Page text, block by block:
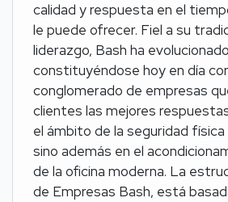
calidad y respuesta en el
le puede ofrecer. Fiel a su
liderazgo, Bash ha
constituyéndose hoy en día
conglomerado de empresas
clientes las mejores
el ámbito de la seguridad
sino además en el
de la oficina moderna. La
de Empresas Bash, está